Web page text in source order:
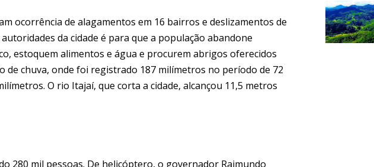
ocorrência de alagamentos em 16 bairros e deslizamentos de
da cidade é para que a população abandone
estoquem alimentos e água e procurem abrigos oferecidos
chuva, onde foi registrado 187 milímetros no período de 72
O rio Itajaí, que corta a cidade, alcançou 11,5 metros
280 mil pessoas. De helicóptero, o governador Raimundo